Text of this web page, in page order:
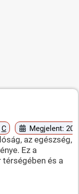
C Megjelent:
az egészség,
Ez a
és a